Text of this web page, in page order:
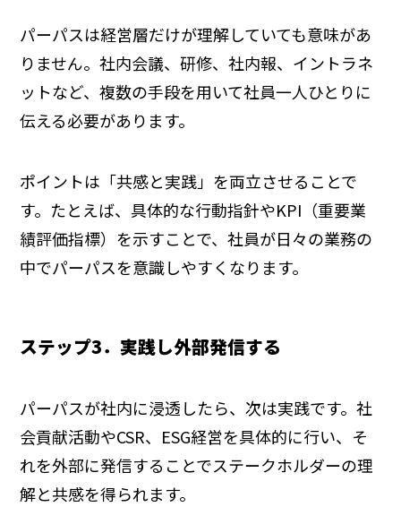
パーパスは経営層だけが理解していても意味があ
りません。社内会議、研修、社内報、イントラネ
ットなど、複数の手段を用いて社員一人ひとりに
伝える必要があります。
ポイントは「共感と実践」を両立させることで
す。たとえば、具体的な行動指針やKPI（重要業
績評価指標）を示すことで、社員が日々の業務の
中でパーパスを意識しやすくなります。
ステップ3．実践し外部発信する
パーパスが社内に浸透したら、次は実践です。社
会貢献活動やCSR、ESG経営を具体的に行い、そ
れを外部に発信することでステークホルダーの理
解と共感を得られます。